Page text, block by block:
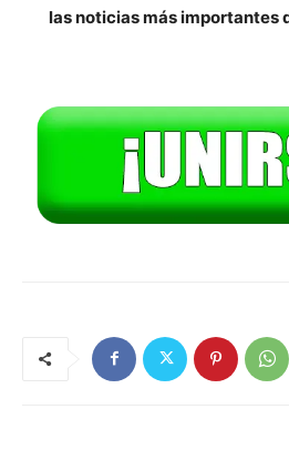
las noticias más importantes